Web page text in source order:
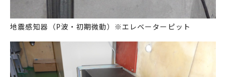
地震感知器（P波・初期微動）※エレベーターピット